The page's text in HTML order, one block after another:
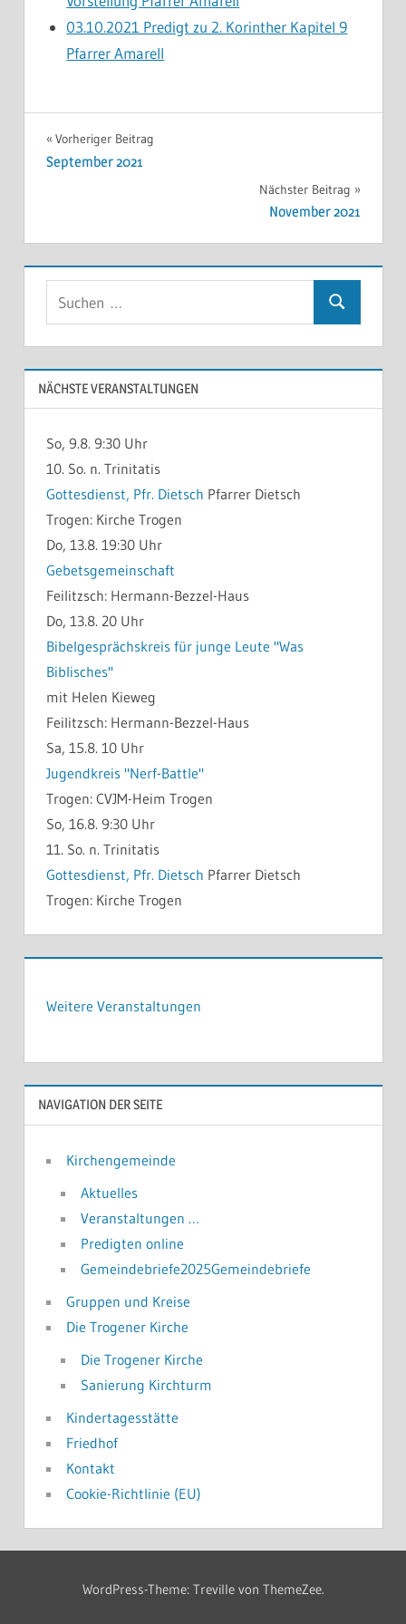
03.10.2021 Predigt zu 2. Korinther Kapitel 9
Pfarrer Amarell
PREDIGTEN
ONLINE
Beitragsnavigation
Vorheriger Beitrag
September 2021
Nächster Beitrag
November 2021
Suchen
NÄCHSTE VERANSTALTUNGEN
So, 9.8. 9:30 Uhr
10. So. n. Trinitatis
Gottesdienst, Pfr. Dietsch Pfarrer Dietsch
Trogen: Kirche Trogen
Do, 13.8. 19:30 Uhr
Gebetsgemeinschaft
Feilitzsch: Hermann-Bezzel-Haus
Do, 13.8. 20 Uhr
Bibelgesprächskreis für junge Leute "Was
Biblisches"
mit Helen Kieweg
Feilitzsch: Hermann-Bezzel-Haus
Sa, 15.8. 10 Uhr
Jugendkreis "Nerf-Battle"
Trogen: CVJM-Heim Trogen
So, 16.8. 9:30 Uhr
11. So. n. Trinitatis
Gottesdienst, Pfr. Dietsch Pfarrer Dietsch
Trogen: Kirche Trogen
Weitere Veranstaltungen
NAVIGATION DER SEITE
Kirchengemeinde
Aktuelles
Veranstaltungen …
Predigten online
Gemeindebriefe2025Gemeindebriefe
Gruppen und Kreise
Die Trogener Kirche
Die Trogener Kirche
Sanierung Kirchturm
Kindertagesstätte
Friedhof
Kontakt
Cookie-Richtlinie (EU)
WordPress-Theme: Treville von ThemeZee.